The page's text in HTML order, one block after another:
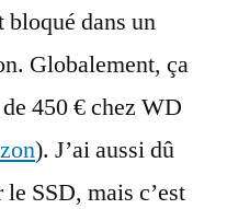
bloqué dans un
Globalement, ça
450 € chez WD
). J’ai aussi dû
SSD, mais c’est